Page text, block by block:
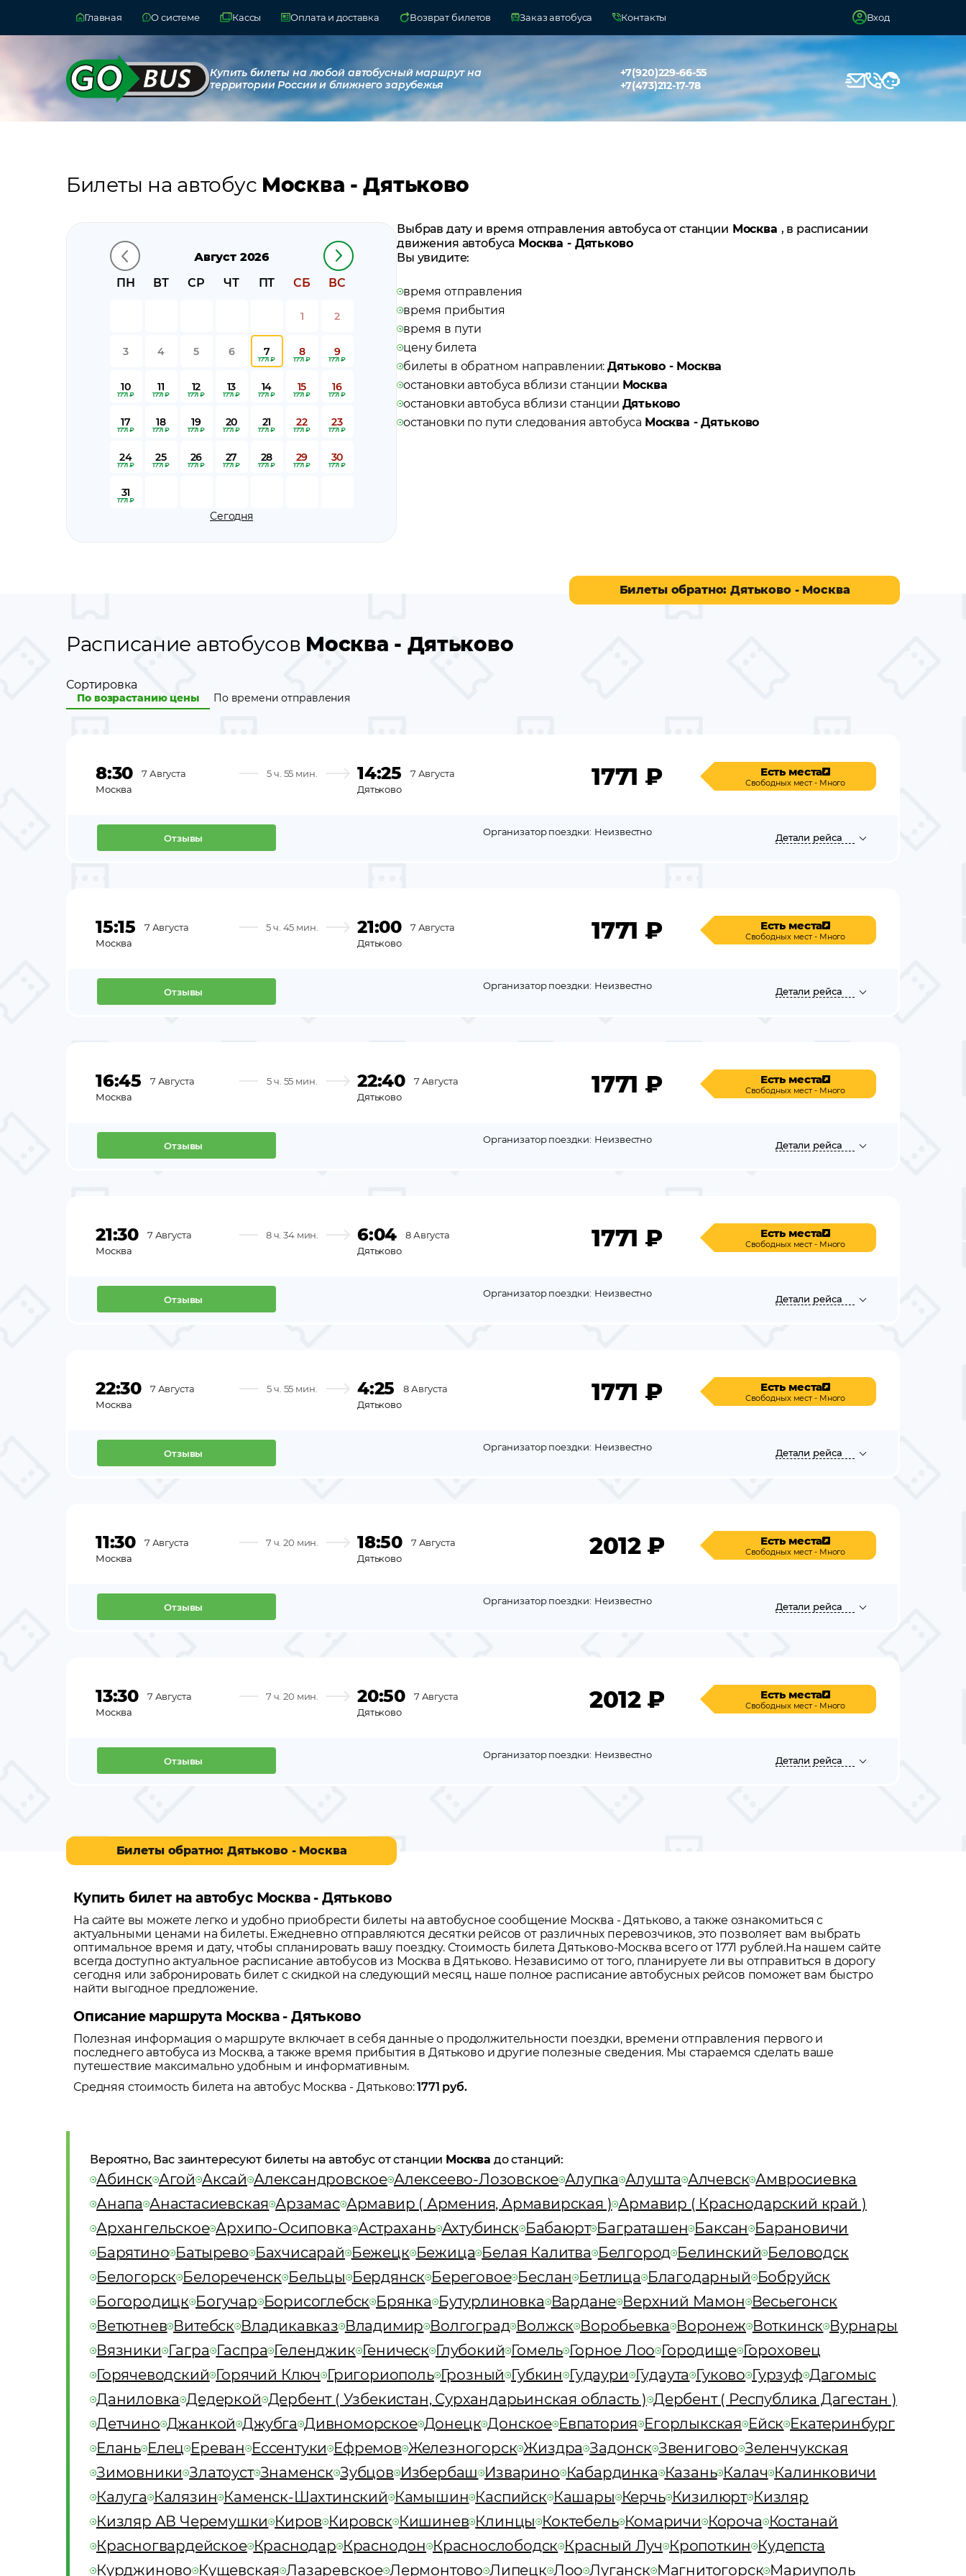
Главная О системе Кассы Оплата и доставка Возврат билетов Заказ автобуса Контакты Вход
Купить билеты на любой автобусный маршрут на
территории России и ближнего зарубежья
+7(920)229-66-55
+7(473)212-17-78
Билеты на автобус Москва - Дятьково
Август 2026
ПН
ВТ СР ЧТ ПТ СБ ВС
1 2
3 4 5 6 7
1771 ₽
8
1771 ₽
9
1771 ₽
10
1771 ₽
11
1771 ₽
12
1771 ₽
13
1771 ₽
14
1771 ₽
15
1771 ₽
16
1771 ₽
17
1771 ₽
18
1771 ₽
19
1771 ₽
20
1771 ₽
21
1771 ₽
22
1771 ₽
23
1771 ₽
24
1771 ₽
25
1771 ₽
26
1771 ₽
27
1771 ₽
28
1771 ₽
29
1771 ₽
30
1771 ₽
31
1771 ₽
Сегодня
Выбрав дату и время отправления автобуса от станции Москва , в расписании
движения автобуса Москва - Дятьково
Вы увидите:
время отправления
время прибытия
время в пути
цену билета
билеты в обратном направлении:Дятьково - Москва
остановки автобуса вблизи станции Москва
остановки автобуса вблизи станции Дятьково
остановки по пути следования автобуса Москва - Дятьково
Расписание автобусов Москва - Дятьково
Сортировка
По возрастанию цены По времени отправления
Билеты обратно: Дятьково - Москва
8:30
7 Августа
Москва
5 ч. 55 мин. 14:25
7 Августа
Дятьково
1771 ₽ Есть места
Свободных мест - Много
Отзывы
Организатор поездки: Неизвестно Детали рейса
15:15
7 Августа
Москва
5 ч. 45 мин. 21:00
7 Августа
Дятьково
1771 ₽ Есть места
Свободных мест - Много
Отзывы
Организатор поездки: Неизвестно Детали рейса
16:45
7 Августа
Москва
5 ч. 55 мин. 22:40
7 Августа
Дятьково
1771 ₽ Есть места
Свободных мест - Много
Отзывы
Организатор поездки: Неизвестно Детали рейса
21:30
7 Августа
Москва
8 ч. 34 мин. 6:04
8 Августа
Дятьково
1771 ₽ Есть места
Свободных мест - Много
Отзывы
Организатор поездки: Неизвестно Детали рейса
22:30
7 Августа
Москва
5 ч. 55 мин. 4:25
8 Августа
Дятьково
1771 ₽ Есть места
Свободных мест - Много
Отзывы
Организатор поездки: Неизвестно Детали рейса
11:30
7 Августа
Москва
7 ч. 20 мин. 18:50
7 Августа
Дятьково
2012₽ Есть места
Свободных мест - Много
Отзывы
Организатор поездки: Неизвестно Детали рейса
13:30
7 Августа
Москва
7 ч. 20 мин. 20:50
7 Августа
Дятьково
2012₽ Есть места
Свободных мест - Много
Отзывы
Организатор поездки: Неизвестно Детали рейса
Билеты обратно: Дятьково - Москва
Купить билет на автобус Москва - Дятьково
На сайте вы можете легко и удобно приобрести билеты на автобусное сообщение Москва -Дятьково, а также ознакомиться с
актуальными ценами на билеты. Ежедневно отправляются десятки рейсов от различных перевозчиков, это позволяет вам выбрать
оптимальное время и дату, чтобы спланировать вашу поездку. Стоимость билета Дятьково-Москва всего от 1771 рублей.На нашем сайте
всегда доступно актуальное расписание автобусов из Москва вДятьково. Независимо от того, планируете ли вы отправиться в дорогу
сегодня или забронировать билет с скидкой на следующий месяц, наше полное расписание автобусных рейсов поможет вам быстро
найти выгодное предложение.
Описание маршрута Москва - Дятьково
Полезная информация о маршруте включает в себя данные о продолжительности поездки, времени отправления первого и
последнего автобуса из Москва, а также время прибытия вДятьковои другие полезные сведения. Мы стараемся сделать ваше
путешествие максимально удобным и информативным.
Средняя стоимость билета на автобус Москва - Дятьково: 1771 руб.
Вероятно, Вас заинтересуют билеты на автобус от станции Москва до станций:
Абинск Агой Аксай Александровское Алексеево-Лозовское Алупка Алушта Алчевск Амвросиевка
Анапа Анастасиевская Арзамас Армавир ( Армения, Армавирская ) Армавир ( Краснодарский край )
Архангельское Архипо-Осиповка Астрахань Ахтубинск Бабаюрт Баграташен Баксан Барановичи
Барятино Батырево Бахчисарай Бежецк Бежица Белая Калитва Белгород Белинский Беловодск
Белогорск Белореченск Бельцы Бердянск Береговое Беслан Бетлица Благодарный Бобруйск
Богородицк Богучар Борисоглебск Брянка Бутурлиновка Вардане Верхний Мамон Весьегонск
Ветютнев Витебск Владикавказ Владимир Волгоград Волжск Воробьевка Воронеж Воткинск Вурнары
Вязники Гагра Гаспра Геленджик Геническ Глубокий Гомель Горное Лоо Городище Гороховец
Горячеводский Горячий Ключ Григориополь Грозный Губкин Гудаури Гудаута Гуково Гурзуф Дагомыс
Даниловка Дедеркой Дербент ( Узбекистан, Сурхандарьинская область ) Дербент ( Республика Дагестан )
Детчино Джанкой Джубга Дивноморское Донецк Донское Евпатория Егорлыкская Ейск Екатеринбург
Елань Елец Ереван Ессентуки Ефремов Железногорск Жиздра Задонск Звенигово Зеленчукская
Зимовники Златоуст Знаменск Зубцов Избербаш Изварино Кабардинка Казань Калач Калинковичи
Калуга Калязин Каменск-Шахтинский Камышин Каспийск Кашары Керчь Кизилюрт Кизляр
Кизляр АВ Черемушки Киров Кировск Кишинев Клинцы Коктебель Комаричи Короча Костанай
Красногвардейское Краснодар Краснодон Краснослободск Красный Луч Кропоткин Кудепста
Курджиново Кущевская Лазаревское Лермонтово Липецк Лоо Луганск Магнитогорск Мариуполь